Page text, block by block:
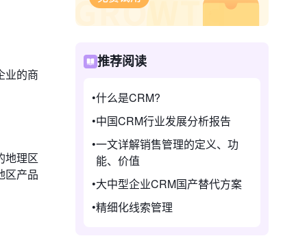
业的商
地理区
区产品
推荐阅读
什么是CRM?
中国CRM行业发展分析报告
一文详解销售管理的定义、功
能、价值
大中型企业CRM国产替代方案
精细化线索管理